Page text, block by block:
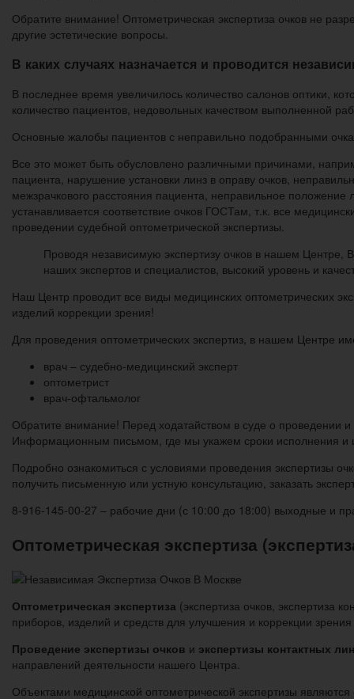
Обратите внимание! Оптометрическая экспертиза очков не
другие эстетические вопросы.
В каких случаях назначается и проводится
В последнее время увеличилось количество салонов оптики,
количество пациентов, недовольных качеством выполненной
Основные жалобы пациентов с неправильно подобранными
Все это может быть обусловлено различными причинами,
пациента, нарушение установки линз в оправу очков,
межзрачкового расстояния пациента, неправильное
устанавливается соответствие очков ГОСТам, т.к. все
проведении судебной оптометрической экспертизы.
Проводя независимую экспертизу очков в нашем Центре,
наших экспертов и специалистов, высокий уровень и
Наш Центр проводит все виды медицинских оптометрических
изделий коррекции зрения!
Для проведения оптометрических экспертиз, в нашем Центре
врач – судебно-медицинский эксперт
оптометрист
врач-офтальмолог
Обратите внимание! Перед ходатайством в суде о проведении
Информационным письмом, где мы укажем сроки исполнения и
Подробно ознакомиться с условиями проведения экспертизы
получить письменную или устную консультацию, заказать
8-916-145-00-27 – рабочие дни (с 10:00 до 18:00) выходные и
Оптометрическая экспертиза
Оптометрическая экспертиза (экспертиза очков, экспертиза
приборов, изделий и средств для улучшения и коррекции
Проведение экспертизы очков и экспертизы контактных
направлений деятельности нашего Центра.
Объектами медицинской оптометрической экспертизы